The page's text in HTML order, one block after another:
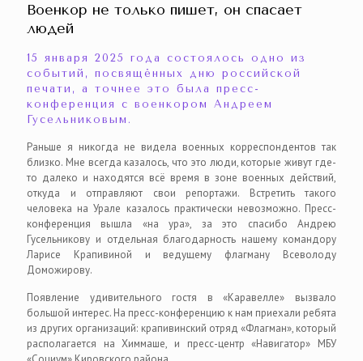
Военкор не только пишет, он спасает
людей
15 января 2025 года состоялось одно из
событий, посвящённых дню российской
печати, а точнее это была пресс-
конференция с военкором Андреем
Гусельниковым.
Раньше я никогда не видела военных корреспондентов так
близко. Мне всегда казалось, что это люди, которые живут где-
то далеко и находятся всё время в зоне военных действий,
откуда и отправляют свои репортажи. Встретить такого
человека на Урале казалось практически невозможно. Пресс-
конференция вышла «на ура», за это спасибо Андрею
Гусельникову и отдельная благодарность нашему командору
Ларисе Крапивиной и ведущему флагману Всеволоду
Доможирову.
Появление удивительного гостя в «Каравелле» вызвало
большой интерес. На пресс-конференцию к нам приехали ребята
из других организаций: крапивинский отряд «Флагман», который
располагается на Химмаше, и пресс-центр «Навигатор» МБУ